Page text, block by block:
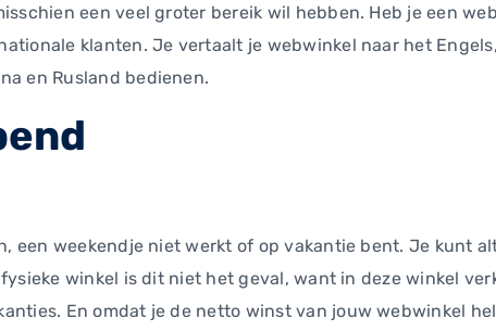
een veel groter bereik wil hebben. Heb je een
klanten. Je vertaalt je webwinkel naar het
en Rusland bedienen.
een weekendje niet werkt of op vakantie bent. Je kunt
winkel is dit niet het geval, want in deze winkel
En omdat je de netto winst van jouw webwinkel